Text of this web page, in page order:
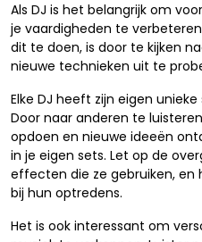
Als DJ is het belangrijk om
je vaardigheden te
dit te doen, is door te kijken
nieuwe technieken uit te
Elke DJ heeft zijn eigen
Door naar anderen te
opdoen en nieuwe ideeën
in je eigen sets. Let op de
effecten die ze gebruiken, en
bij hun optredens.
Het is ook interessant om